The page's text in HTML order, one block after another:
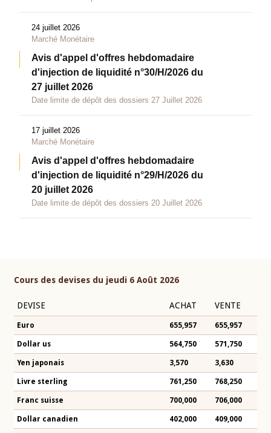
24 juillet 2026
Marché Monétaire
Avis d'appel d'offres hebdomadaire
d'injection de liquidité n°30/H/2026 du
27 juillet 2026
Date limite de dépôt des dossiers 27 Juillet 2026
17 juillet 2026
Marché Monétaire
Avis d'appel d'offres hebdomadaire
d'injection de liquidité n°29/H/2026 du
20 juillet 2026
Date limite de dépôt des dossiers 20 Juillet 2026
Cours des devises du jeudi 6 Août 2026
DEVISE ACHAT VENTE
Euro 655,957 655,957
Dollar us 564,750 571,750
Yen japonais 3,570 3,630
Livre sterling 761,250 768,250
Franc suisse 700,000 706,000
Dollar canadien 402,000 409,000